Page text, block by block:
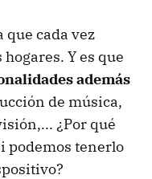
que cada vez
Y es que
además
de música,
¿Por qué
podemos tenerlo